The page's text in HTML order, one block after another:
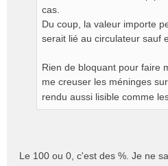
cas.
Du coup, la valeur importe
serait lié au circulateur sauf
Rien de bloquant pour faire
me creuser les méninges
rendu aussi lisible comme
Le 100 ou 0, c'est des %. Je ne